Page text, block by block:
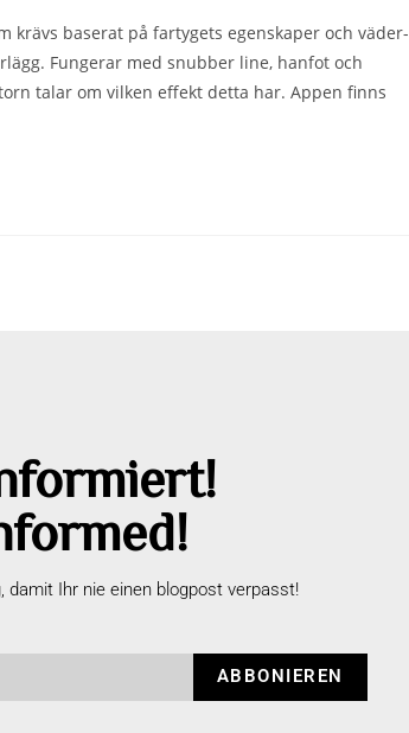
baserat på fartygets egenskaper och väder-
Fungerar med snubber line, hanfot och
talar om vilken effekt detta har. Appen finns
damit Ihr nie einen blogpost verpasst!
ABBONIEREN